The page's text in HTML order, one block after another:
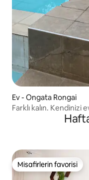
Ev - Ongata Rongai
Farklı kalın. Kendinizi
Misafirlerin favorisi
Misafirlerin favorisi